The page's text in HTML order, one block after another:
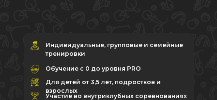
Индивидуальные, групповые и семейные
тренировки
Обучение с 0 до уровня PRO
Для детей от 3,5 лет, подростков и
взрослых
Участие во внутриклубных соревнованиях